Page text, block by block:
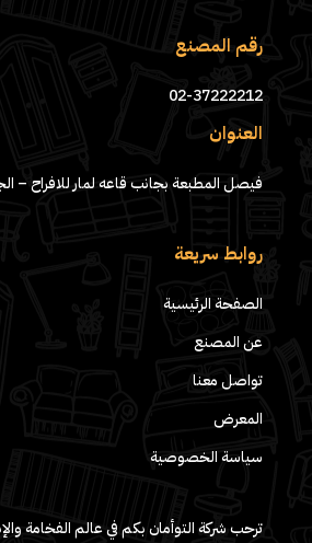
رقم المصنع
02-37222212
العنوان
فيصل المطبعة بجانب قاعه لمار للافراح –
روابط سريعة
الصفحة الرئيسية
عن المصنع
تواصل معنا
المعرض
سياسة الخصوصية
ترحب شركة التوأمان بكم في عالم الفخامة